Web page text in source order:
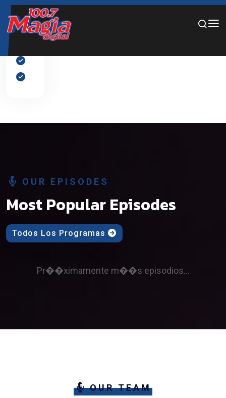
Por favor, añade diapositivas al slider desde el panel de
edición.
OUR EPISODES
Most Popular Episodes
Todos Los Programas
Pr��ximamente m��s episodios...
OUR TEAM